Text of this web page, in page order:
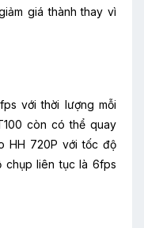
giá thành thay vì
với thời lượng mỗi
còn có thể quay
HH 720P với tốc độ
chụp liên tục là 6fps